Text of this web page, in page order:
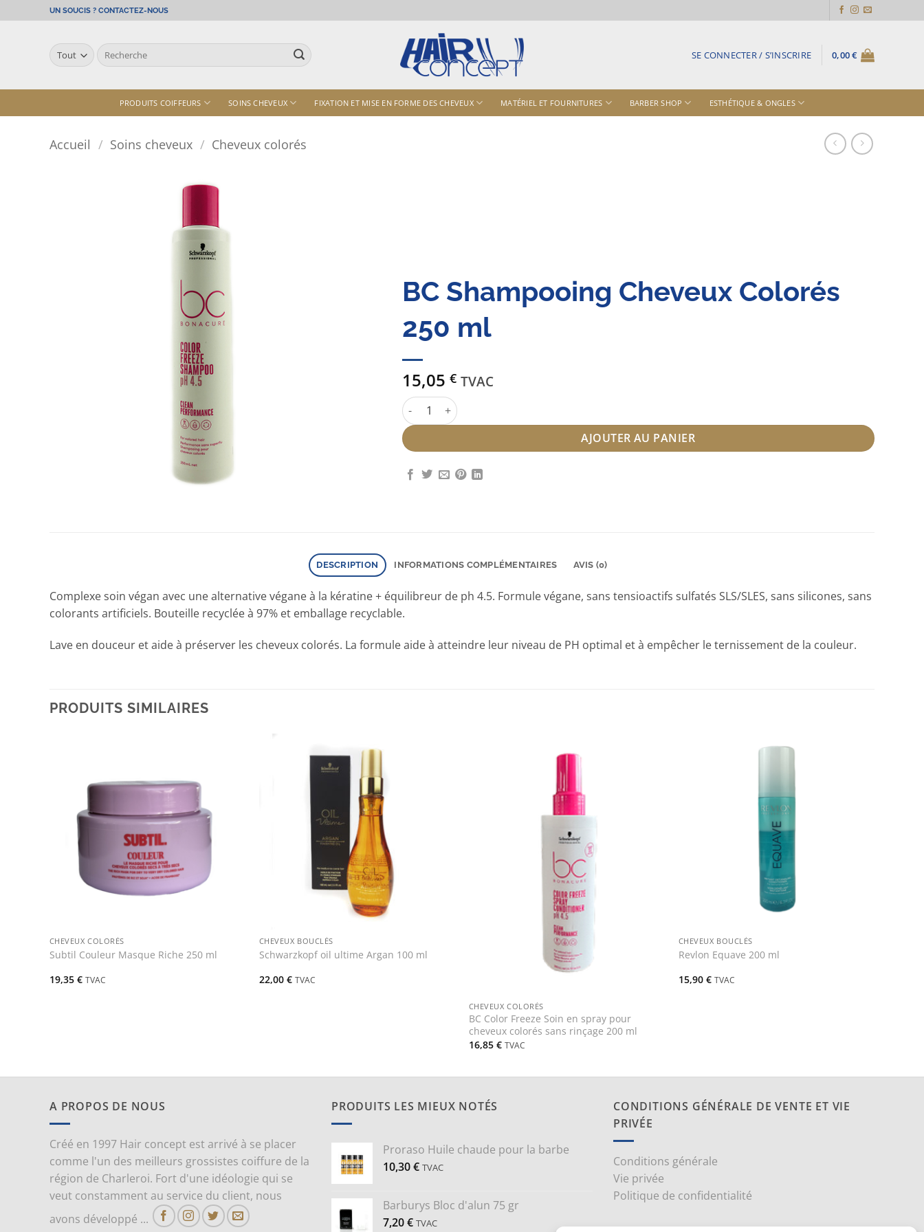
au
UN SOUCIS ? CONTACTEZ-NOUS
Recherche
pour :
SE CONNECTER / S’INSCRIRE 0,00€
PRODUITS COIFFEURS SOINS CHEVEUX FIXATION ET MISE EN FORME DES CHEVEUX MATÉRIEL ET FOURNITURES BARBER SHOP ESTHÉTIQUE & ONGLES
Accueil / Soins cheveux / Cheveux colorés
BC Shampooing Cheveux Colorés
250 ml
15,05 € TVAC
quantité de BC Shampooing Cheveux Colorés 250 ml
AJOUTER AU PANIER
DESCRIPTION INFORMATIONS COMPLÉMENTAIRES AVIS (0)
Complexe soin végan avec une alternative végane à la kératine + équilibreur de ph 4.5. Formule végane, sans tensioactifs sulfatés SLS/SLES, sans silicones, sans
colorants artificiels. Bouteille recyclée à 97% et emballage recyclable.
Lave en douceur et aide à préserver les cheveux colorés. La formule aide à atteindre leur niveau de PH optimal et à empêcher le ternissement de la couleur.
PRODUITS SIMILAIRES
CHEVEUX COLORÉS
Subtil Couleur Masque Riche 250 ml
19,35 € TVAC
CHEVEUX BOUCLÉS
Schwarzkopf oil ultime Argan 100 ml
22,00 € TVAC
CHEVEUX COLORÉS
BC Color Freeze Soin en spray pour
cheveux colorés sans rinçage 200 ml
16,85 € TVAC
CHEVEUX BOUCLÉS
Revlon Equave 200 ml
15,90 € TVAC
A PROPOS DE NOUS
Créé en 1997 Hair concept est arrivé à se placer
comme l'un des meilleurs grossistes coiffure de la
région de Charleroi. Fort d'une idéologie qui se
veut constamment au service du client, nous
avons développé ...
PRODUITS LES MIEUX NOTÉS
Proraso Huile chaude pour la barbe
10,30€ TVAC
Barburys Bloc d'alun 75 gr
7,20€ TVAC
CONDITIONS GÉNÉRALE DE VENTE ET VIE
PRIVÉE
Conditions générale
Vie privée
Politique de confidentialité